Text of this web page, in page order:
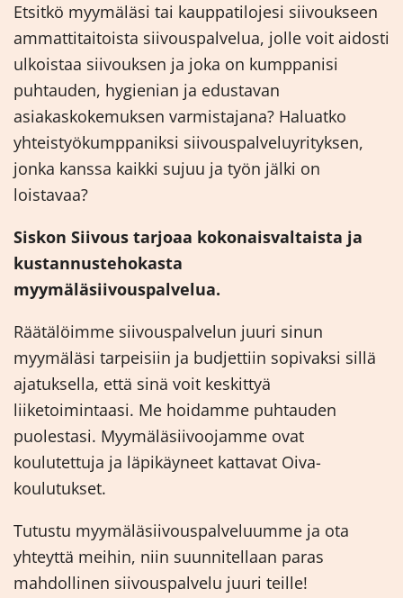
Etsitkö myymäläsi tai kauppatilojesi siivoukseen
ammattitaitoista siivouspalvelua, jolle voit aidosti
ulkoistaa siivouksen ja joka on kumppanisi
puhtauden, hygienian ja edustavan
asiakaskokemuksen varmistajana? Haluatko
yhteistyökumppaniksi siivouspalveluyrityksen,
jonka kanssa kaikki sujuu ja työn jälki on
loistavaa?
Siskon Siivous tarjoaa kokonaisvaltaista ja
kustannustehokasta
myymäläsiivouspalvelua.
Räätälöimme siivouspalvelun juuri sinun
myymäläsi tarpeisiin ja budjettiin sopivaksi sillä
ajatuksella, että sinä voit keskittyä
liiketoimintaasi. Me hoidamme puhtauden
puolestasi. Myymäläsiivoojamme ovat
koulutettuja ja läpikäyneet kattavat Oiva-
koulutukset.
Tutustu myymäläsiivouspalveluumme ja ota
yhteyttä meihin, niin suunnitellaan paras
mahdollinen siivouspalvelu juuri teille!